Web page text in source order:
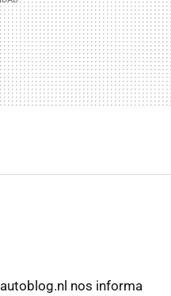
nos informa